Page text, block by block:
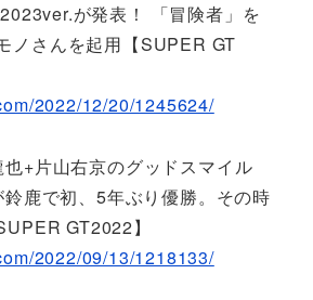
が発表！ 「冒険者」を
ノさんを起用【SUPER GT
2022/12/20/1245624/
+片山右京のグッドスマイル
鹿で初、5年ぶり優勝。その時
GT2022】
2022/09/13/1218133/